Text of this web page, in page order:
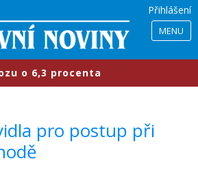
Přihlášení
MENU
procenta
pro postup při